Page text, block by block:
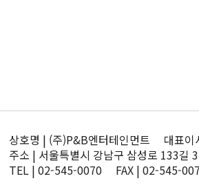
상호명 | (주)P&B엔터테인먼트 대표
주소 | 서울특별시 강남구 삼성로 133길
TEL | 02-545-0070 FAX | 02-545-